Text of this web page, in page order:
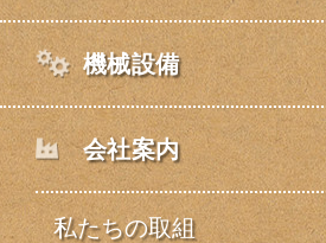
機械設備
会社案内
私たちの取組